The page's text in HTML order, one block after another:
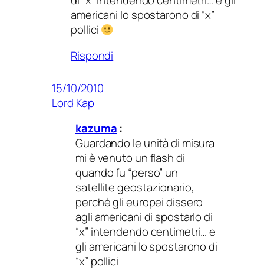
americani lo spostarono di “x”
pollici
Rispondi
15/10/2010
Lord Kap
kazuma :
Guardando le unità di misura
mi è venuto un flash di
quando fu “perso” un
satellite geostazionario,
perchè gli europei dissero
agli americani di spostarlo di
“x” intendendo centimetri… e
gli americani lo spostarono di
“x” pollici